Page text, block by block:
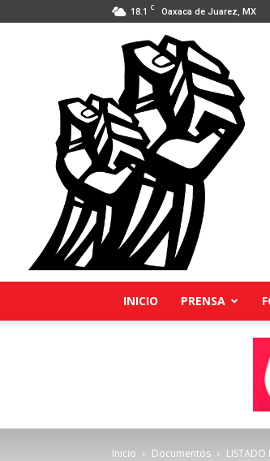
18.1 C Oaxaca de Juarez, MX
INICIO PRENSA
Inicio Documentos LISTADO